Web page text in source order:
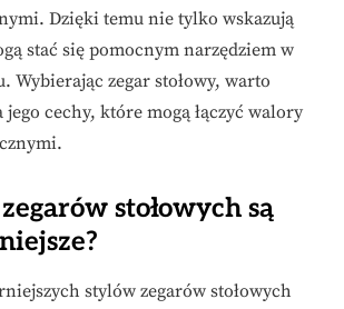
Dzięki temu nie tylko wskazują
stać się pomocnym narzędziem w
Wybierając zegar stołowy, warto
cechy, które mogą łączyć walory
stołowych są
stylów zegarów stołowych